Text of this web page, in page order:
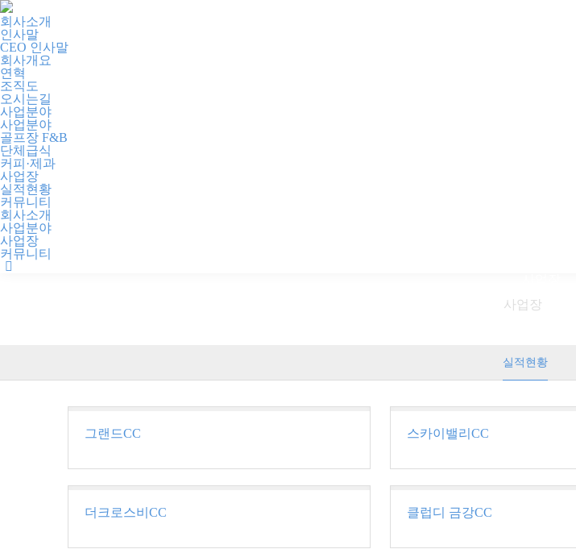
회사소개
인사말
CEO 인사말
회사개요
연혁
조직도
오시는길
사업분야
사업분야
골프장 F&B
단체급식
커피·제과
사업장
실적현황
커뮤니티
회사소개
사업분야
사업장
커뮤니티
사업장
실적현황
그랜드CC 스카이밸리CC
더크로스비CC 클럽디 금강CC